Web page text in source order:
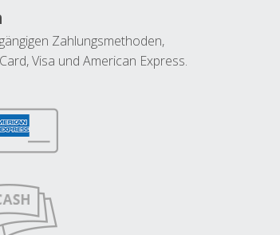
Zahlungsmethoden,
Visa und American Express.